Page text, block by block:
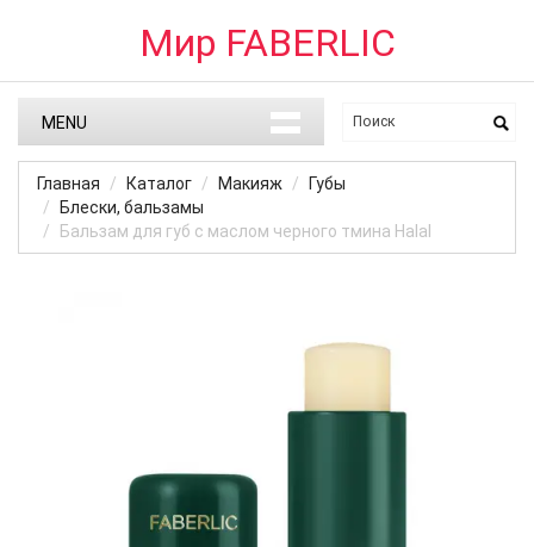
Мир FABERLIC
MENU
Главная Каталог Макияж
Губы
Блески, бальзамы
Бальзам для губ с маслом черного тмина Halal